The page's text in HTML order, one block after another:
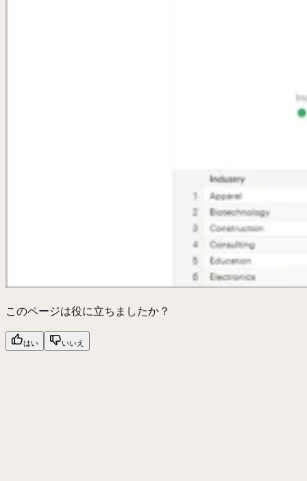
このページは役に立ちましたか？
はい いいえ